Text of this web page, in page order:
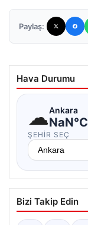
Paylaş:
Hava Durumu
☁Ankara
NaN°C
ŞEHIR SEÇ
Bizi Takip Edin